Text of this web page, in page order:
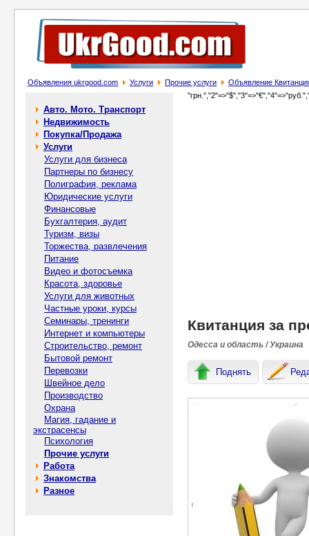
Объявления ukrgood.com Услуги Прочие услуги Объявление
Авто. Мото. Транспорт
Недвижимость
Покупка/Продажа
Услуги
Услуги для бизнеса
Партнеры по бизнесу
Полиграфия, реклама
Юридические услуги
Финансовые
Бухгалтерия, аудит
Туризм, визы
Торжества, развлечения
Питание
Видео и фотосъемка
Красота, здоровье
Услуги для животных
Частные уроки, курсы
Семинары, тренинги
Интернет и компьютеры
Строительство, ремонт
Бытовой ремонт
Перевозки
Швейное дело
Производство
Охрана
Магия, гадание и
экстрасенсы
Психология
Прочие услуги
Работа
Знакомства
Разное
Квитанция за
Одесса и область / Украина
Поднять